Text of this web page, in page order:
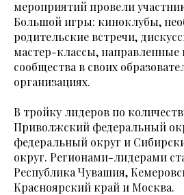
мероприятий провели
Большой игры: киноклубы,
родительские встречи,
мастер-классы, направленные
сообщества в своих
организациях.
В тройку лидеров по
Приволжский федеральный
федеральный округ и
округ. Регионами-лидерами
Республика Чувашия,
Красноярский край и Москва.